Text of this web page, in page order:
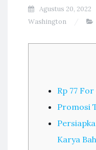
Agustus 20, 2022
Washington
Rp 77
Promosi
Karya